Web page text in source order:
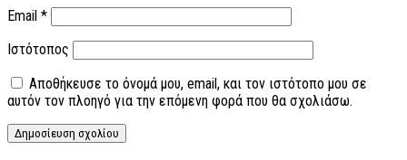
Email *
Ιστότοπος
Αποθήκευσε το όνομά μου, email, και τον ιστότοπο μου σε
αυτόν τον πλοηγό για την επόμενη φορά που θα σχολιάσω.